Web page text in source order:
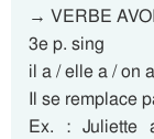
→ VERBE
3e p. sing
il a / elle a / on a
Il se remplace
Ex. : Juliette